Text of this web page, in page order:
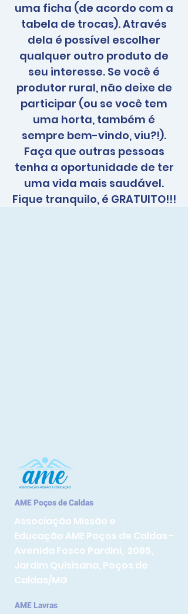
uma ficha (de acordo com a
tabela de trocas). Através
dela é possível escolher
qualquer outro produto de
seu interesse. Se você é
produtor rural, não deixe de
participar (ou se você tem
uma horta, também é
sempre bem-vindo, viu?!).
Faça que outras pessoas
tenha a oportunidade de ter
uma vida mais saudável.
Fique tranquilo, é GRATUITO!!!
AME Poços de Caldas
Associação Missão e
Educação AME Poços de Caldas -
Avenida Fosco Pardini, 2085,
Jardim Quisisana, Poços de
Caldas/MG
AME Lavras